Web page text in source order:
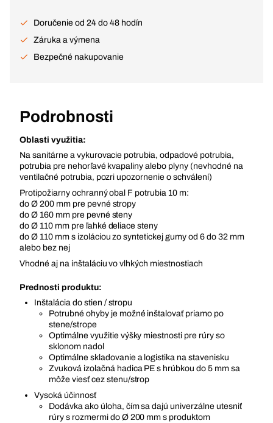
Doručenie od 24 do 48 hodín
Záruka a výmena
Bezpečné nakupovanie
Podrobnosti
Oblasti využitia:
Na sanitárne a vykurovacie potrubia, odpadové potrubia,
potrubia pre nehorľavé kvapaliny alebo plyny (nevhodné na
ventilačné potrubia, pozri upozornenie o schválení)
Protipožiarny ochranný obal F potrubia 10 m:
do Ø 200 mm pre pevné stropy
do Ø 160 mm pre pevné steny
do Ø 110 mm pre ľahké deliace steny
do Ø 110 mm s izoláciou zo syntetickej gumy od 6 do 32 mm
alebo bez nej
Vhodné aj na inštaláciu vo vlhkých miestnostiach
Prednosti produktu:
Inštalácia do stien / stropu
Potrubné ohyby je možné inštalovať priamo po
stene/strope
Optimálne využitie výšky miestnosti pre rúry so
sklonom nadol
Optimálne skladovanie a logistika na stavenisku
Zvuková izolačná hadica PE s hrúbkou do 5 mm sa
môže viesť cez stenu/strop
Vysoká účinnosť
Dodávka ako úloha, čím sa dajú univerzálne utesniť
rúry s rozmermi do Ø 200 mm s produktom